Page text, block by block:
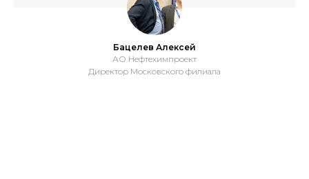
Бацелев Алексей
АО Нефтехимпроект
Директор Московского филиала